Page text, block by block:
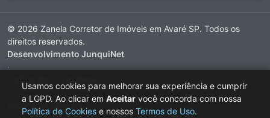
© 2026 Zanela Corretor de Imóveis em Avaré SP. Todos os
direitos reservados.
Desenvolvimento JunquiNet
·
Política de Cookies
Usamos cookies para melhorar sua experiência e cumprir
a LGPD. Ao clicar em Aceitar você concorda com nossa
Política de Cookies e nossos Termos de Uso.